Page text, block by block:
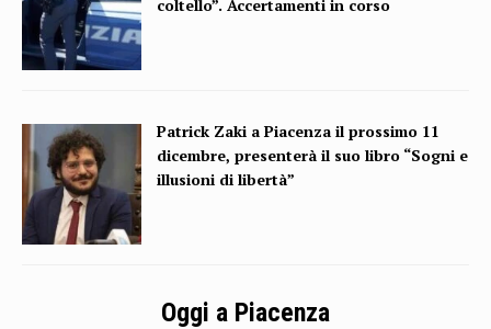
coltello”. Accertamenti in corso
Patrick Zaki a Piacenza il prossimo 11
dicembre, presenterà il suo libro “Sogni e
illusioni di libertà”
Oggi a Piacenza